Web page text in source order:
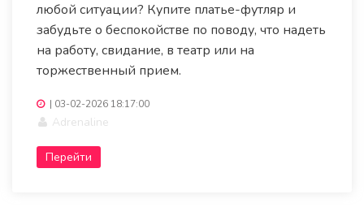
любой ситуации? Купите платье-футляр и
забудьте о беспокойстве по поводу, что надеть
на работу, свидание, в театр или на
торжественный прием.
| 03-02-2026 18:17:00
Adrenaline
Перейти